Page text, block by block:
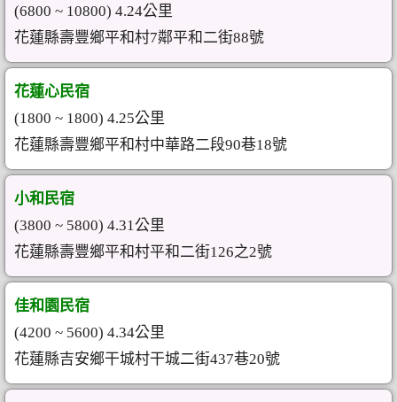
(6800 ~ 10800) 4.24公里
花蓮縣壽豐鄉平和村7鄰平和二街88號
花蓮心民宿
(1800 ~ 1800) 4.25公里
花蓮縣壽豐鄉平和村中華路二段90巷18號
小和民宿
(3800 ~ 5800) 4.31公里
花蓮縣壽豐鄉平和村平和二街126之2號
佳和園民宿
(4200 ~ 5600) 4.34公里
花蓮縣吉安鄉干城村干城二街437巷20號